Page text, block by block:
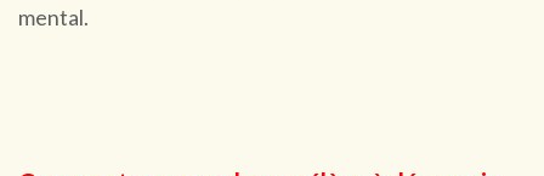
mental.